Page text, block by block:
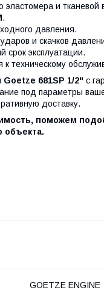
и тканевой
.
давления.
и скачков
срок эксплуатации.
техническому
Goetze 681SP 1/2" с
под параметры
доставку.
поможем
объекта.
GOETZE ENGINE